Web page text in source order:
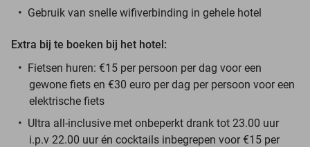
Gebruik van snelle wifiverbinding in gehele hotel
Extra bij te boeken bij het hotel:
Fietsen huren: €15 per persoon per dag voor een
gewone fiets en €30 euro per dag per persoon voor een
elektrische fiets
Ultra all-inclusive met onbeperkt drank tot 23.00 uur
i.p.v 22.00 uur én cocktails inbegrepen voor €15 per